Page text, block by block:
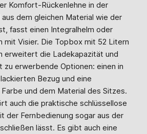
Komfort-Rückenlehne in der
dem gleichen Material wie der
fasst einen Integralhelm oder
mit Visier. Die Topbox mit 52 Litern
erweitert die Ladekapazität und
erwerbende Optionen: einen in
Bezug und eine
und dem Material des Sitzes.
auch die praktische schlüssellose
der Fernbedienung sogar aus der
lässt. Es gibt auch eine